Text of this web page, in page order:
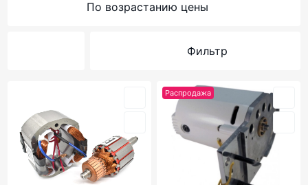
По возрастанию цены
Фильтр
Распродажа